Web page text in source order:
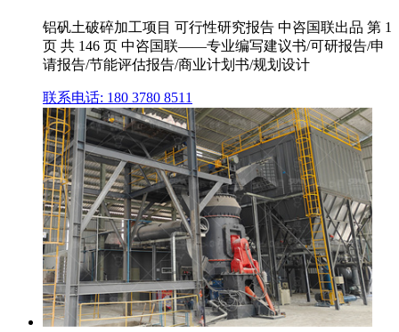
铝矾土破碎加工项目 可行性研究报告 中咨国联出品 第 1
页 共 146 页 中咨国联——专业编写建议书/可研报告/申
请报告/节能评估报告/商业计划书/规划设计
联系电话: 180 3780 8511